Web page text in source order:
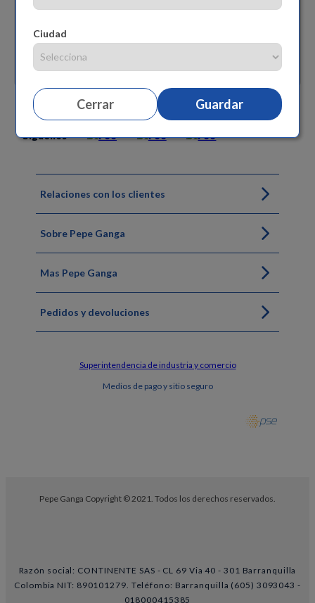
Ciudad
Cerrar Guardar
Siguenos
Relaciones con los clientes
Sobre Pepe Ganga
Mas Pepe Ganga
Pedidos y devoluciones
Superintendencia de industria y comercio
Medios de pago y sitio seguro
Pepe Ganga Copyright © 2021. Todos los derechos reservados.
Razón social: CONTINENTE SAS - CL 69 Via 40 - 301 Barranquilla
Colombia NIT: 890101279. Teléfono: Barranquilla (605) 3093043 -
018000415385